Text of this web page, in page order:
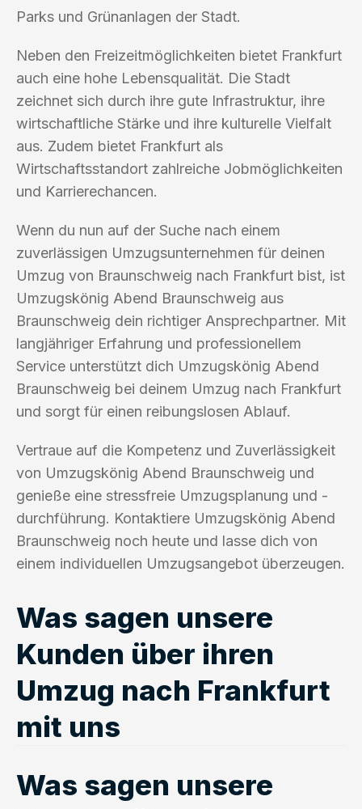
Parks und Grünanlagen der Stadt.
Neben den Freizeitmöglichkeiten bietet Frankfurt
auch eine hohe Lebensqualität. Die Stadt
zeichnet sich durch ihre gute Infrastruktur, ihre
wirtschaftliche Stärke und ihre kulturelle Vielfalt
aus. Zudem bietet Frankfurt als
Wirtschaftsstandort zahlreiche Jobmöglichkeiten
und Karrierechancen.
Wenn du nun auf der Suche nach einem
zuverlässigen Umzugsunternehmen für deinen
Umzug von Braunschweig nach Frankfurt bist, ist
Umzugskönig Abend Braunschweig aus
Braunschweig dein richtiger Ansprechpartner. Mit
langjähriger Erfahrung und professionellem
Service unterstützt dich Umzugskönig Abend
Braunschweig bei deinem Umzug nach Frankfurt
und sorgt für einen reibungslosen Ablauf.
Vertraue auf die Kompetenz und Zuverlässigkeit
von Umzugskönig Abend Braunschweig und
genieße eine stressfreie Umzugsplanung und -
durchführung. Kontaktiere Umzugskönig Abend
Braunschweig noch heute und lasse dich von
einem individuellen Umzugsangebot überzeugen.
Was sagen unsere
Kunden über ihren
Umzug nach Frankfurt
mit uns
Was sagen unsere